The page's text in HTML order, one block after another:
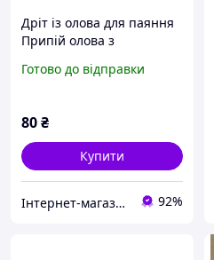
Дріт із олова для паяння
Припій олова з
бренду Т1257
Готово до відправки
80₴
Купити
Інтернет-магазин "ВТренді" 92%